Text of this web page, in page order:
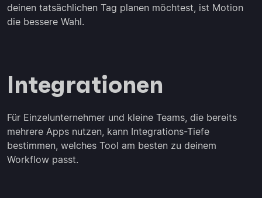
deinen tatsächlichen Tag planen möchtest, ist Motion
die bessere Wahl.
Integrationen
Für Einzelunternehmer und kleine Teams, die bereits
mehrere Apps nutzen, kann Integrations-Tiefe
bestimmen, welches Tool am besten zu deinem
Workflow passt.